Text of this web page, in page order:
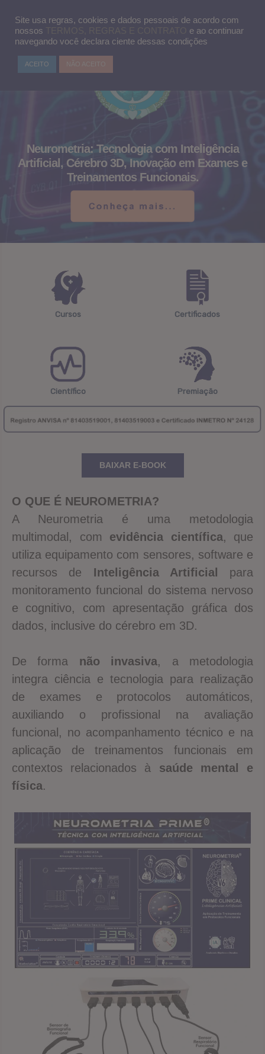
conteúdo
Neurometria: Tecnologia com Inteligência
Artificial, Cérebro 3D, Inovação em Exames e
Treinamentos Funcionais.
Cursos Certificados
Científico Premiação
BAIXAR E-BOOK
O QUE É NEUROMETRIA?
A Neurometria é uma metodologia
multimodal, com evidência científica, que
utiliza equipamento com sensores, software e
recursos de Inteligência Artificial
para
monitoramento funcional do sistema nervoso
e cognitivo, com apresentação gráfica dos
dados, inclusive do cérebro em 3D.
De forma não invasiva, a metodologia
integra ciência e tecnologia para realização
de exames e protocolos automáticos,
auxiliando o profissional na avaliação
funcional, no acompanhamento técnico e na
aplicação de treinamentos funcionais em
contextos relacionados à saúde mental e
física.
Site usa regras, cookies e dados pessoais de acordo com
nossos
e ao continuar
navegando você declara ciente dessas condições
ACEITO